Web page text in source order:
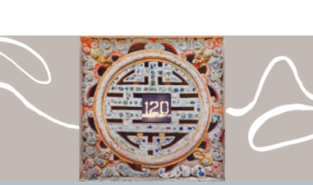
atualidade, entendo que contar piada era uma forma de
demonstrar que não estavam chorando, que não estavam